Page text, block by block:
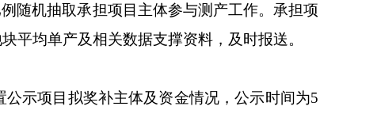
随机抽取承担项目主体参与测产工作。承担项
平均单产及相关数据支撑资料，及时报送。
示项目拟奖补主体及资金情况，公示时间为5